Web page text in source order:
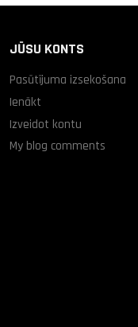
JŪSU KONTS
Pasūtījuma izsekošana
Ienākt
Izveidot kontu
My blog comments